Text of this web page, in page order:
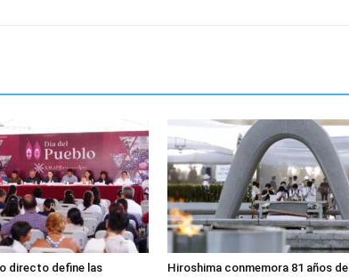
directo define las Hiroshima conmemora 81 años del